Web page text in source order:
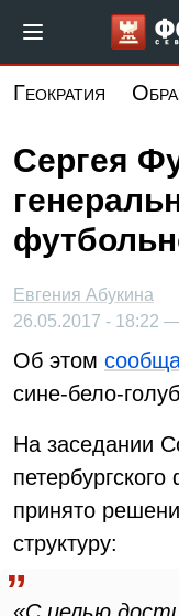
основному
Геократия
Сергея
Евгения Абукина
26.05.2017 - 18:22
Об этом
сине-бело-
На заседании
принято
структуру: